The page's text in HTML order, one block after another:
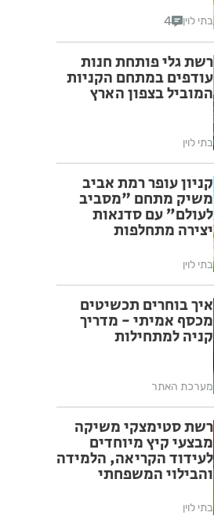
בתי לוין 4
רשת גלי פותחת חנות
עודפים במתחם הקניות
המוביל בצפון הארץ
בתי לוין
קניון עופר רמת אביב
משיק מתחם "מסביב
לעולם” עם סדנאות
יצירה מתחלפות
אירופאיות נבחרות לכל
בתי לוין
איך בוחרים תכשיטים
מכסף אמיתי - מדריך
קניה למתחילות
מערכת האתר
רשת סטימצקי משיקה
מבצעי קיץ מיוחדים
לעידוד הקריאה, הלמידה
והבילוי המשפחתי
בתי לוין